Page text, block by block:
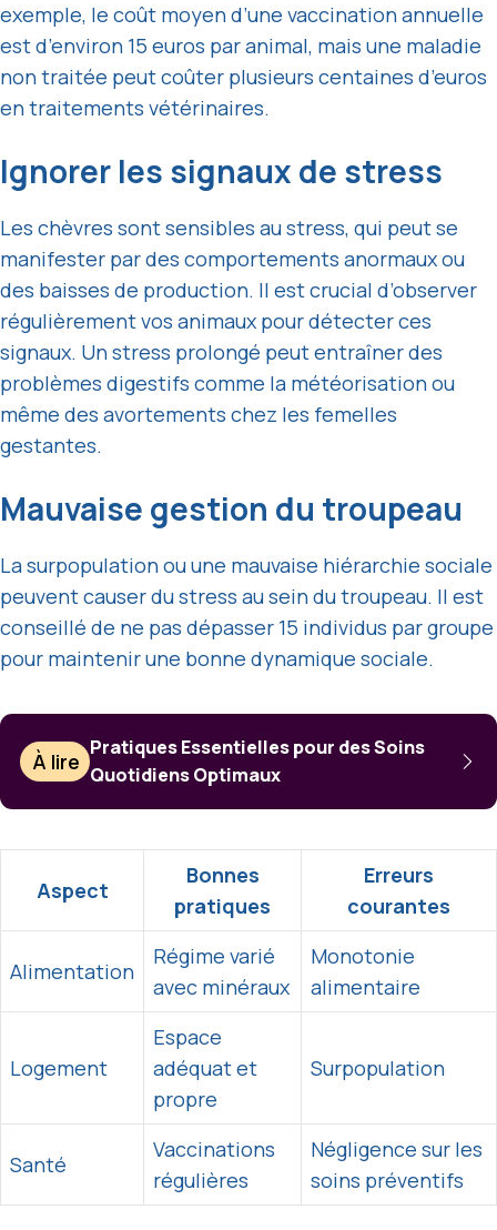
exemple, le coût moyen d’une vaccination annuelle
est d’environ 15 euros par animal, mais une maladie
non traitée peut coûter plusieurs centaines d’euros
en traitements vétérinaires.
Ignorer les signaux de stress
Les chèvres sont sensibles au stress, qui peut se
manifester par des comportements anormaux ou
des baisses de production. Il est crucial d’observer
régulièrement vos animaux pour détecter ces
signaux. Un stress prolongé peut entraîner des
problèmes digestifs comme la météorisation ou
même des avortements chez les femelles
gestantes.
Mauvaise gestion du troupeau
La surpopulation ou une mauvaise hiérarchie sociale
peuvent causer du stress au sein du troupeau. Il est
conseillé de ne pas dépasser 15 individus par groupe
pour maintenir une bonne dynamique sociale.
À lire
Pratiques Essentielles pour des Soins
Quotidiens Optimaux
Aspect
Bonnes
pratiques
Erreurs
courantes
Alimentation
Régime varié
avec minéraux
Monotonie
alimentaire
Logement
Espace
adéquat et
propre
Surpopulation
Santé
Vaccinations
régulières
Négligence sur les
soins préventifs